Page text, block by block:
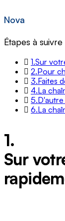
Nova
Étapes à
1.Sur
2.Pour
3.Faites
4.La
5.
6.La
1.
Sur